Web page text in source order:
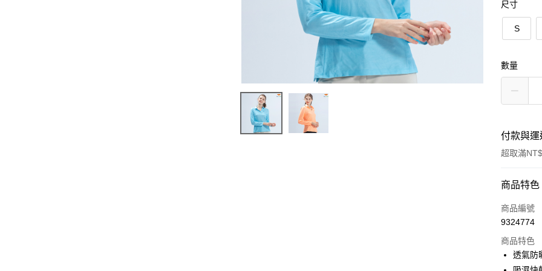
尺寸
S
數量
付款與
超取滿
付款方式
信用卡一
LINE Pay
商品特色
商品編號
9324774
商品特色
透氣防